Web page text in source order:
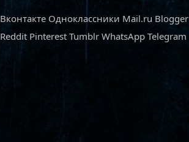
Вконтакте Одноклассники Mail.ru Blogger
Reddit Pinterest Tumblr WhatsApp Telegram